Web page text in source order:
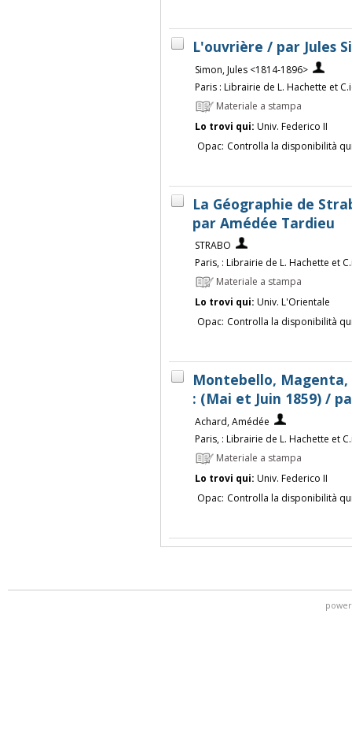
L'ouvrière / par Jules
Simon, Jules <1814-1896>
Paris : Librairie de L. Hachette et
Materiale a stampa
Lo trovi qui: Univ. Federico II
Opac: Controlla la disponibilità
La Géographie de
par Amédée Tardieu
STRABO
Paris, : Librairie de L. Hachette et
Materiale a stampa
Lo trovi qui: Univ. L'Orientale
Opac: Controlla la disponibilità
Montebello,
: (Mai et Juin 1859) /
Achard, Amédée
Paris, : Librairie de L. Hachette et
Materiale a stampa
Lo trovi qui: Univ. Federico II
Opac: Controlla la disponibilità